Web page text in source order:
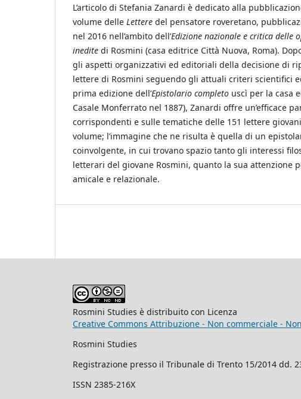
L’articolo di Stefania Zanardi è dedicato alla
volume delle Lettere del pensatore roveretano,
nel 2016 nell’ambito dell’Edizione nazionale e critica delle
inedite di Rosmini (casa editrice Città Nuova, Roma).
gli aspetti organizzativi ed editoriali della decisione di
lettere di Rosmini seguendo gli attuali criteri scientifici
prima edizione dell’Epistolario completo uscì per la casa
Casale Monferrato nel 1887), Zanardi offre un’efficace
corrispondenti e sulle tematiche delle 151 lettere
volume; l’immagine che ne risulta è quella di un
coinvolgente, in cui trovano spazio tanto gli interessi
letterari del giovane Rosmini, quanto la sua attenzione
amicale e relazionale.
Rosmini Studies è distribuito con Licenza
Creative Commons Attribuzione - Non commerciale -
Rosmini Studies
Registrazione presso il Tribunale di Trento 15/2014 dd.
ISSN 2385-216X